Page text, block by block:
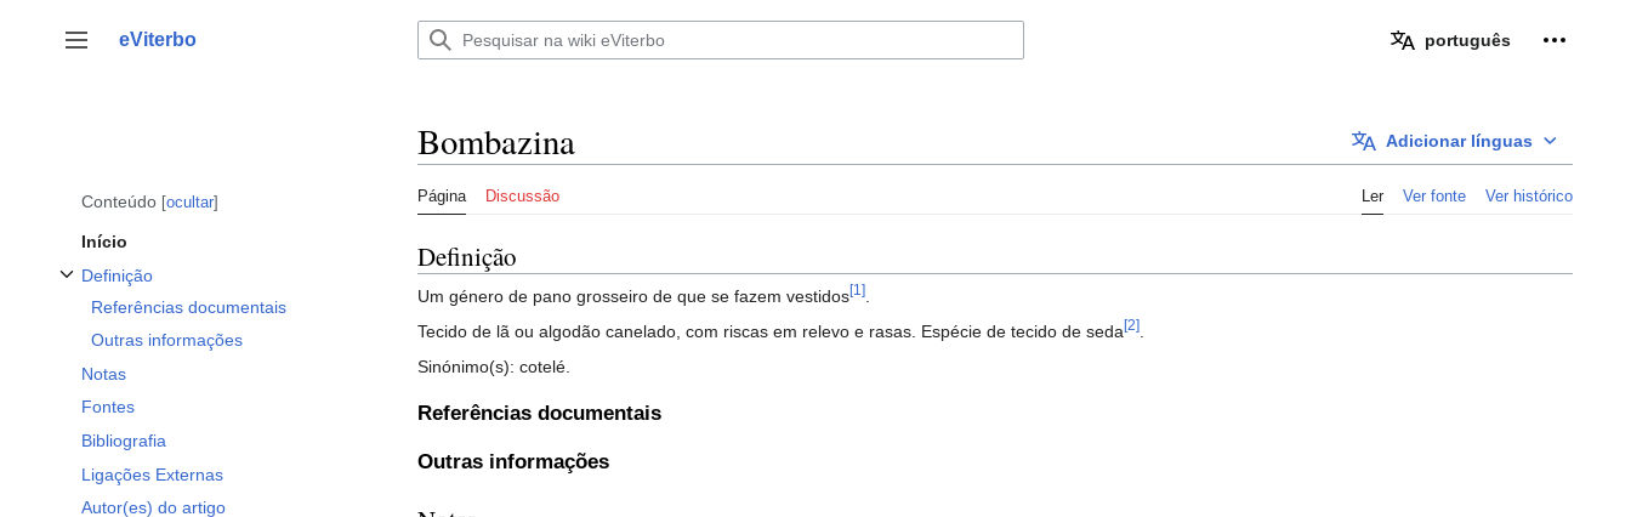
para
Alternar barra lateral
eViterbo português
Conteúdo ocultar
Início
Definição
Referências documentais
Outras informações
Notas
Fontes
Bibliografia
Ligações Externas
Autor(es) do artigo
Adicionar línguas
Bombazina
Página Discussão Ler Ver fonte Ver histórico
Definição
Um género de pano grosseiro de que se fazem vestidos[1]
Tecido de lã ou algodão canelado, com riscas em relevo e rasas. Espécie de tecido de seda [2]
Sinónimo(s): cotelé.
Referências documentais
Outras informações